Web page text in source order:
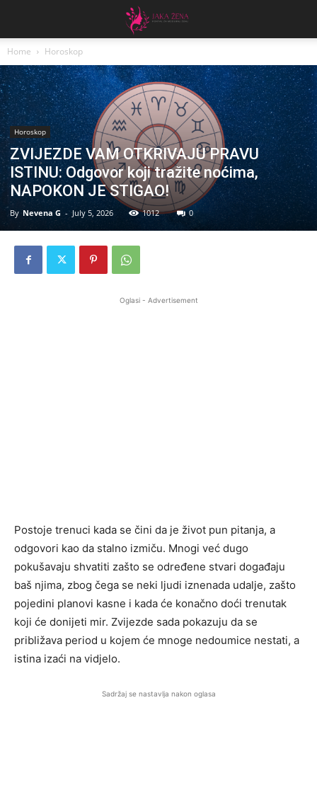
Home Horoskop
Horoskop
ZVIJEZDE VAM OTKRIVAJU PRAVU
ISTINU: Odgovor koji tražite noćima,
NAPOKON JE STIGAO!
By Nevena G - July 5, 2026 1012 0
Oglasi - Advertisement
Postoje trenuci kada se čini da je život pun pitanja, a
odgovori kao da stalno izmiču. Mnogi već dugo
pokušavaju shvatiti zašto se određene stvari događaju
baš njima, zbog čega se neki ljudi iznenada udalje, zašto
pojedini planovi kasne i kada će konačno doći trenutak
koji će donijeti mir. Zvijezde sada pokazuju da se
približava period u kojem će mnoge nedoumice nestati, a
istina izaći na vidjelo.
Sadržaj se nastavlja nakon oglasa